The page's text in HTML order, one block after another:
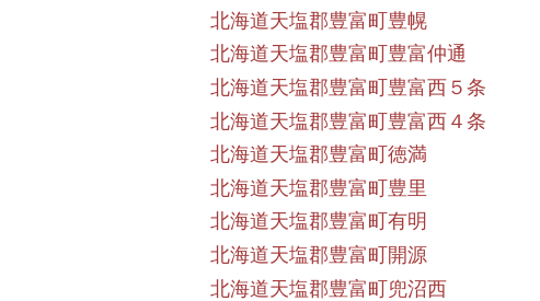
北海道天塩郡豊富町豊幌
北海道天塩郡豊富町豊富仲通
北海道天塩郡豊富町豊富西５条
北海道天塩郡豊富町豊富西４条
北海道天塩郡豊富町徳満
北海道天塩郡豊富町豊里
北海道天塩郡豊富町有明
北海道天塩郡豊富町開源
北海道天塩郡豊富町兜沼西